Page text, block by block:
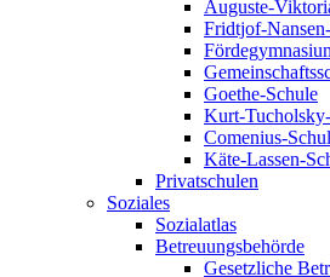
Auguste-
Fridtjof-
Goethe-Schule
Kurt-
Comenius-
Käte-Lassen-
Privatschulen
Soziales
Sozialatlas
Betreuungsbehörde
Gesetzliche